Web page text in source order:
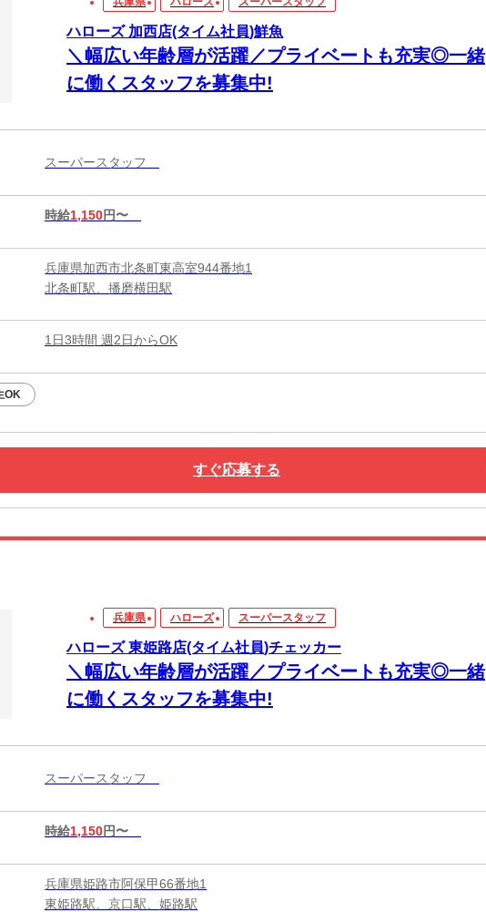
ハローズ 加西店(タイム社員)鮮魚
＼幅広い年齢層が活躍／プライベートも充実◎一緒
に働くスタッフを募集中!
スーパースタッフ
時給1,150円〜
兵庫県加西市北条町東高室944番地1
北条町駅、播磨横田駅
1日3時間 週2日からOK
OK
すぐ応募する
兵庫県 ハローズ スーパースタッフ
ハローズ 東姫路店(タイム社員)チェッカー
＼幅広い年齢層が活躍／プライベートも充実◎一緒
に働くスタッフを募集中!
スーパースタッフ
時給1,150円〜
兵庫県姫路市阿保甲66番地1
東姫路駅、京口駅、姫路駅